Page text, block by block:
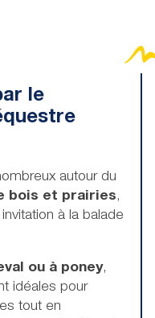
le
autour du
bois et prairies,
à la balade
ou à poney,
idéales pour
tout en